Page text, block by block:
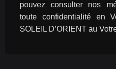
pouvez consulter nos
toute confidentialité en
SOLEIL D’ORIENT au